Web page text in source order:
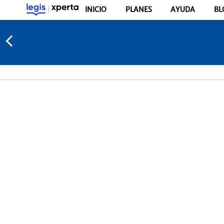
INICIO PLANES AYUDA